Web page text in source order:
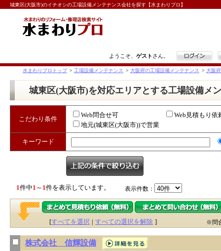
城東区(大阪市)のイチオシの工場設備メンテナンス会社を探す【水まわりプロ】
ようこそ、 ゲスト さん。 ログイン
水まわりプロトップ > 工場設備メンテナンス > 大阪府の工場設備メンテナンス > 大阪
城東区(大阪市)を対応エリアとする工場設備メ
こだわり条件
Web問合せ可
Web見積もり依
地元(城東区(大阪市))で営業
キーワード
1件中1 ～ 1件を表示しています。 表示件数：
[すべてを選択 | すべての選択を解除 ] ※問
株式会社 信輝設備